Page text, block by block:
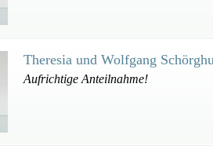
Theresia und Wolfgang
Aufrichtige Anteilnahme!